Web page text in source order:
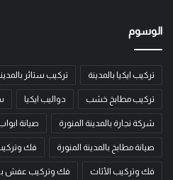
الوسوم
تركيب ايكيا بالمدينة تركيب ستائر
تركيب مطابخ خشب دواليب ايكيا
شركة نجارة بالمدينة المنورة صيانة
صيانة مطابخ بالمدينة المنورة فك
فك وتركيب الأثاث فك وتركيب عفش